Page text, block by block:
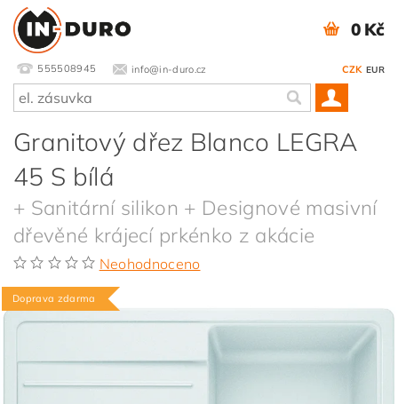
555508945 info@in-duro.cz CZK EUR
0 Kč
Granitový dřez Blanco LEGRA
45 S bílá
+ Sanitární silikon + Designové masivní
dřevěné krájecí prkénko z akácie
Neohodnoceno
Doprava zdarma